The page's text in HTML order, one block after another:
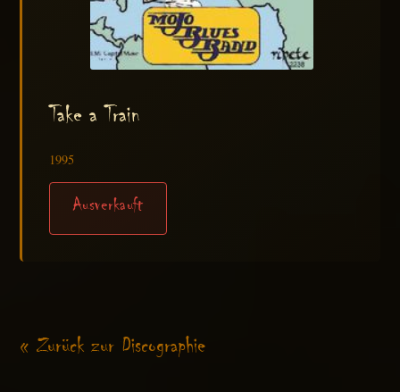
Take a Train
1995
Ausverkauft
« Zurück zur Discographie